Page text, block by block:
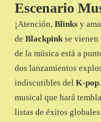
Escenario
¡Atención, Blinks y
de Blackpink se
de la música está a
dos lanzamientos
indiscutibles del K-pop
musical que hará
listas de éxitos